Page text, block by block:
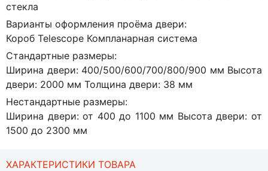
стекла
Варианты оформления проёма двери:
Короб Telescope Компланарная система
Стандартные размеры:
Ширина двери: 400/500/600/700/800/900 мм Высота
двери: 2000 мм Толщина двери: 38 мм
Нестандартные размеры:
Ширина двери: от 400 до 1100 мм Высота двери: от
1500 до 2300 мм
ХАРАКТЕРИСТИКИ ТОВАРА